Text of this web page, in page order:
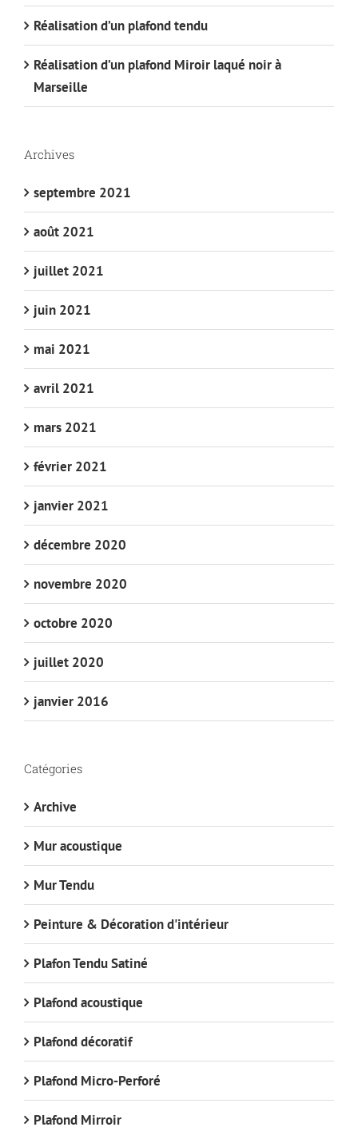
Réalisation d’un plafond tendu
Réalisation d’un plafond Miroir laqué noir à
Marseille
Archives
septembre 2021
août 2021
juillet 2021
juin 2021
mai 2021
avril 2021
mars 2021
février 2021
janvier 2021
décembre 2020
novembre 2020
octobre 2020
juillet 2020
janvier 2016
Catégories
Archive
Mur acoustique
Mur Tendu
Peinture & Décoration d'intérieur
Plafon Tendu Satiné
Plafond acoustique
Plafond décoratif
Plafond Micro-Perforé
Plafond Mirroir